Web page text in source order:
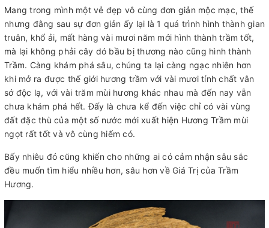
Mang trong mình một vẻ đẹp vô cùng đơn giản mộc mạc, thế
nhưng đằng sau sự đơn giản ấy lại là 1 quá trình hình thành gian
truân, khổ ải, mất hàng vài mươi năm mới hình thành trầm tốt,
mà lại không phải cây dó bầu bị thương nào cũng hình thành
Trầm. Càng khám phá sâu, chúng ta lại càng ngạc nhiên hơn
khi mở ra được thế giới hương trầm với vài mươi tính chất vân
sớ độc lạ, với vài trăm mùi hương khác nhau mà đến nay vẫn
chưa khám phá hết. Đấy là chưa kể đến việc chỉ có vài vùng
đất đặc thù của một số nước mới xuất hiện Hương Trầm mùi
ngọt rất tốt và vô cùng hiếm có.
Bấy nhiêu đó cũng khiến cho những ai có cảm nhận sâu sắc
đều muốn tìm hiểu nhiều hơn, sâu hơn về Giá Trị của Trầm
Hương.